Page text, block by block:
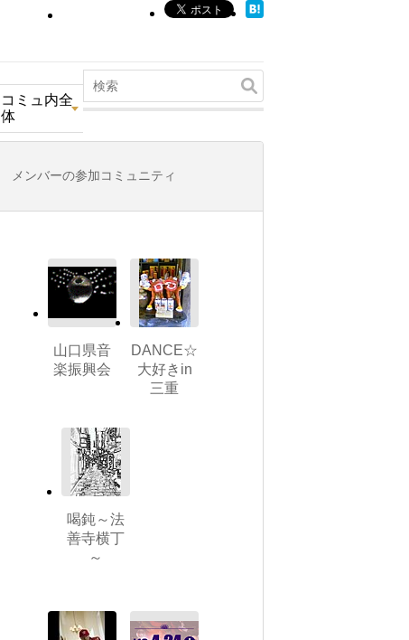
コミュ内全
体
メンバーの参加コミュニティ
山口県音
楽振興会
DANCE☆
大好きin
三重
喝鈍～法
善寺横丁
～